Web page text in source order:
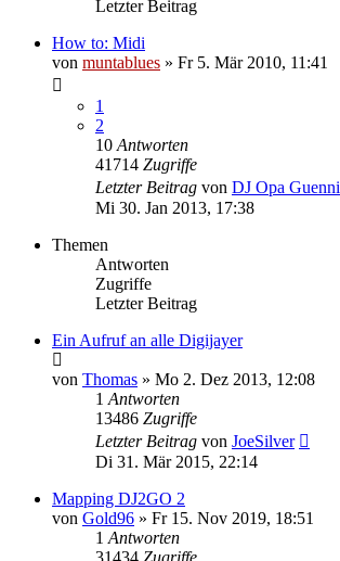
Letzter Beitrag
How to: Midi
von muntablues » Fr 5. Mär 2010, 11:41
1
2
10 Antworten
41714 Zugriffe
Letzter Beitrag von DJ Opa Guenni
Mi 30. Jan 2013, 17:38
Themen
Antworten
Zugriffe
Letzter Beitrag
Ein Aufruf an alle Digijayer
von Thomas » Mo 2. Dez 2013, 12:08
1 Antworten
13486 Zugriffe
Letzter Beitrag von JoeSilver
Di 31. Mär 2015, 22:14
Mapping DJ2GO 2
von Gold96 » Fr 15. Nov 2019, 18:51
1 Antworten
31434 Zugriffe